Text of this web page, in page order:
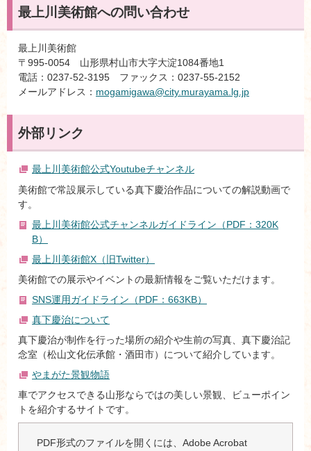
最上川美術館への問い合わせ
最上川美術館
〒995-0054 山形県村山市大字大淀1084番地1
電話：0237-52-3195 ファックス：0237-55-2152
メールアドレス： mogamigawa@city.murayama.lg.jp
外部リンク
最上川美術館公式Youtubeチャンネル
美術館で常設展示している真下慶治作品についての解説動画で
す。
最上川美術館公式チャンネルガイドライン（PDF：320K
B）
最上川美術館X（旧Twitter）
美術館での展示やイベントの最新情報をご覧いただけます。
SNS運用ガイドライン（PDF：663KB）
真下慶治について
真下慶治が制作を行った場所の紹介や生前の写真、真下慶治記
念室（松山文化伝承館・酒田市）について紹介しています。
やまがた景観物語
車でアクセスできる山形ならではの美しい景観、ビューポイン
トを紹介するサイトです。
PDF形式のファイルを開くには、Adobe Acrobat